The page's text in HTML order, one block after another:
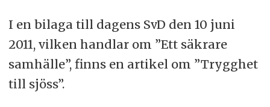
I en bilaga till dagens SvD den 10 juni
2011, vilken handlar om ”Ett säkrare
samhälle”, finns en artikel om ”Trygghet
till sjöss”.